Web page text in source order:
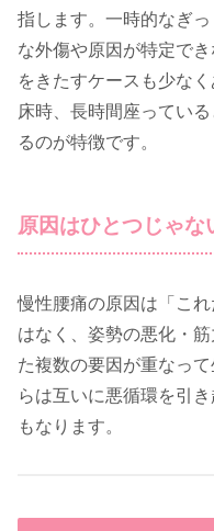
指します。一時的なぎ
な外傷や原因が特定で
をきたすケースも少な
床時、長時間座ってい
るのが特徴です。
原因はひとつじゃ
慢性腰痛の原因は「こ
はなく、姿勢の悪化・
た複数の要因が重なっ
らは互いに悪循環を引
もなります。